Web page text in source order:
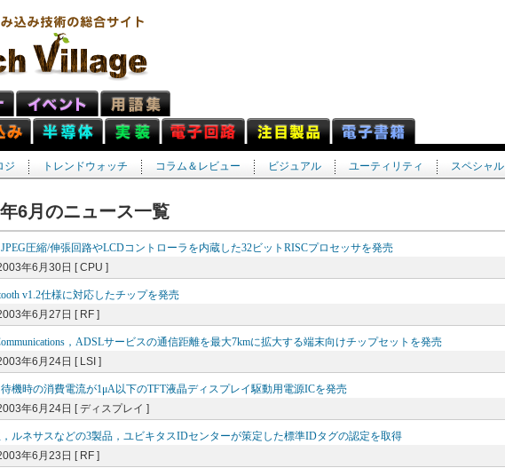
ジ トレンドウォッチ コラム＆レビュー ビジュアル ユーティリティ スペシャル
6月のニュース一覧
圧縮/伸張回路やLCDコントローラを内蔵した32ビットRISCプロセッサを発売
年6月30日 [ CPU ]
v1.2仕様に対応したチップを発売
年6月27日 [ RF ]
，ADSLサービスの通信距離を最大7kmに拡大する端末向けチップセットを発売
年6月24日 [ LSI ]
機時の消費電流が1μA以下のTFT液晶ディスプレイ駆動用電源ICを発売
年6月24日 [ ディスプレイ ]
ルネサスなどの3製品，ユビキタスIDセンターが策定した標準IDタグの認定を取得
年6月23日 [ RF ]